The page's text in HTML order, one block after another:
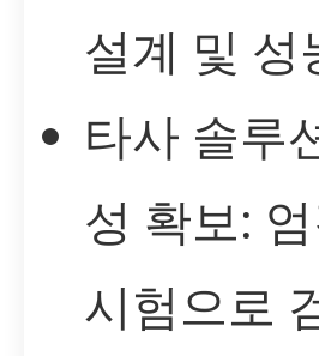
설계 및 성
타사 솔루
성 확보:
시험으로